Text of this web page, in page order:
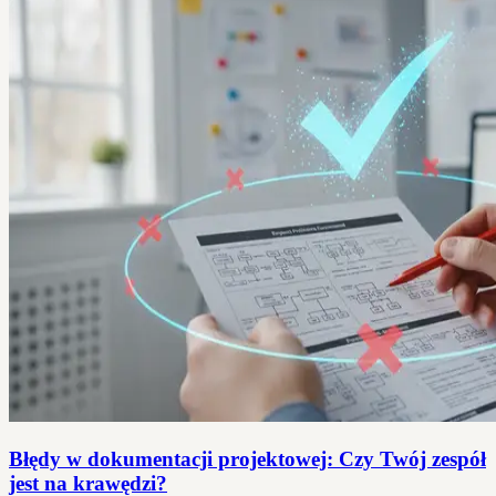
Błędy w dokumentacji projektowej: Czy Twój zespół
jest na krawędzi?